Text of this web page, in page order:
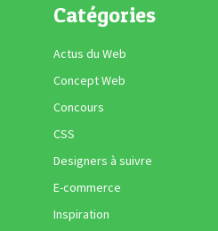
Catégories
Actus du Web
Concept Web
Concours
CSS
Designers à suivre
E-commerce
Inspiration